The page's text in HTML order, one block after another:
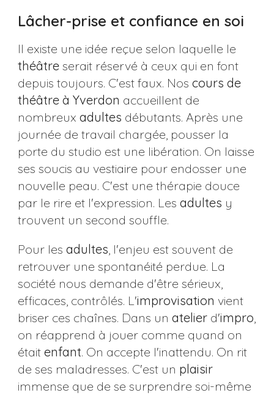
Lâcher-prise et confiance en soi
Il existe une idée reçue selon laquelle le
théâtreserait réservé à ceux qui en font
depuis toujours. C'est faux. Nos cours de
théâtre à Yverdon accueillent de
nombreux adultes débutants. Après une
journée de travail chargée, pousser la
porte du studio est une libération. On laisse
ses soucis au vestiaire pour endosser une
nouvelle peau. C'est une thérapie douce
par le rire et l'expression. Les adultes y
trouvent un second souffle.
Pour les adultes , l'enjeu est souvent de
retrouver une spontanéité perdue. La
société nous demande d'être sérieux,
efficaces, contrôlés. L'improvisation vient
briser ces chaînes. Dans un atelierd'impro
on réapprend à jouer comme quand on
était enfant. On accepte l'inattendu. On rit
de ses maladresses. C'est un plaisir
immense que de se surprendre soi-même